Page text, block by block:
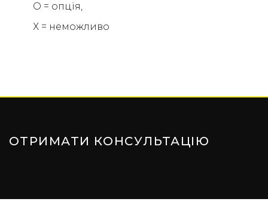
О = опція,
Х = неможливо
ОТРИМАТИ КОНСУЛЬТАЦІЮ